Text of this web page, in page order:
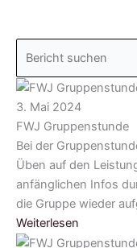
3. Mai 2024
FWJ Gruppenstunde
Bei der
Üben auf den
anfänglichen Infos
die Gruppe wieder
Weiterlesen